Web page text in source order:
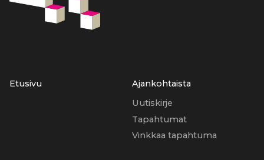
Etusivu
Ajankohtaista
Uutiskirje
Tapahtumat
Vinkkaa tapahtuma